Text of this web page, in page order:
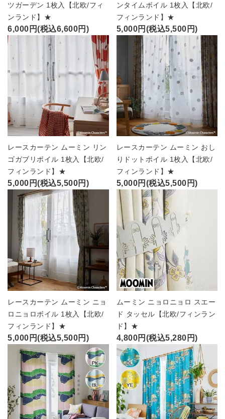
ツガーデン 1枚入【北欧/フィ
ンランド】★
6,000円(税込6,600円)
ンタイムボイル 1枚入【北欧/
フィンランド】★
5,000円(税込5,500円)
レースカーテン ムーミン リン
ゴガブリボイル 1枚入【北欧/
フィンランド】★
5,000円(税込5,500円)
レースカーテン ムーミン おし
りドットボイル 1枚入【北欧/
フィンランド】★
5,000円(税込5,500円)
レースカーテン ムーミン ニョ
ロニョロボイル 1枚入【北欧/
フィンランド】★
5,000円(税込5,500円)
ムーミン ニョロニョロ スエー
ド タッセル【北欧/フィンラン
ド】★
4,800円(税込5,280円)